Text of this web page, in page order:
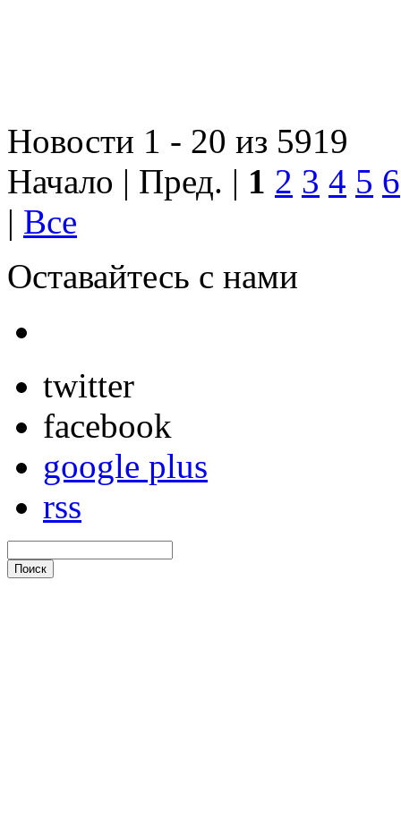
Новости 1 - 20 из 5919
Начало | Пред. | 1 2 3 4 5 6
| Все
Оставайтесь с нами
twitter
facebook
google plus
rss